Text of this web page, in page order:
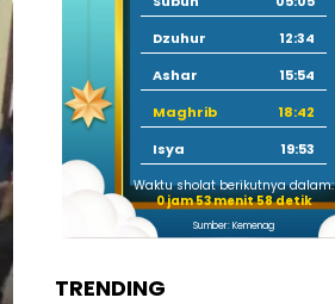
Dzuhur
12:34
Ashar
15:54
Maghrib
18:42
Isya
19:53
Waktu sholat berikutnya dalam:
0 jam 53 menit 57 detik
Sumber: Kemenag
TRENDING